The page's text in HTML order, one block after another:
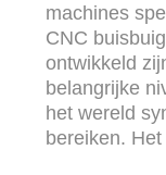
machines
CNC
ontwikkeld
belangrijke
het wereld
bereiken.